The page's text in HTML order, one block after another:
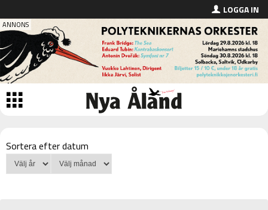
LOGGA IN
Sortera efter datum